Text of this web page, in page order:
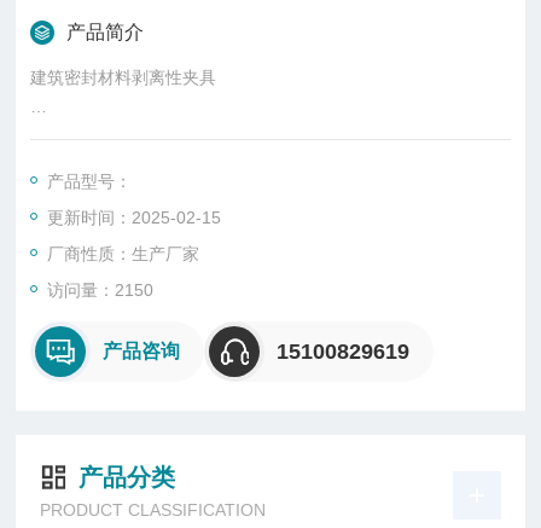
产品简介
建筑密封材料剥离性夹具
1 试验器具
1．1 拉力试验机：配有拉伸夹具，拉伸速度可调至50mm／mi
n。
1．2 铝合金板：150mm×75mm×5mm。
1．3 水泥砂浆板：150mm×75mm×l0mm。
mm×75mm×5mm， 用于在铝板或进口板上制备试件。另2根尺
寸
产品型号：
更新时间：2025-02-15
厂商性质：生产厂家
访问量：2150
产品咨询 15100829619
产品分类
PRODUCT CLASSIFICATION